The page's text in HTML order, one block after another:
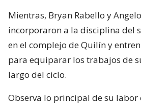
Mientras, Bryan Rabello y
incorporaron a la disciplina del
en el complejo de Quilín y
para equiparar los trabajos de
largo del ciclo.
Observa lo principal de su labor